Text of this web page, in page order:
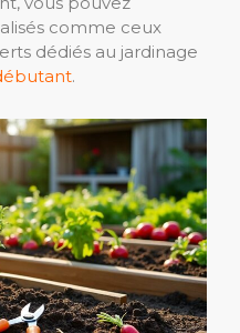
comme ceux
dédiés au jardinage
.